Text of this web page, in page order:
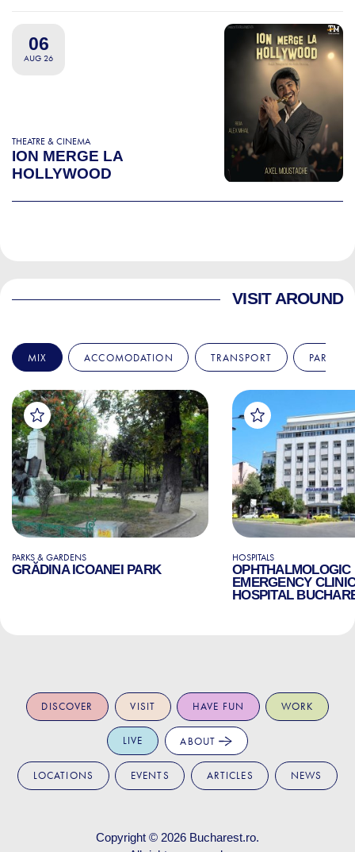
06
AUG 26
THEATRE & CINEMA
ION MERGE LA
HOLLYWOOD
VISIT AROUND
MIX ACCOMODATION TRANSPORT PARKS
PARKS & GARDENS
GRĂDINA ICOANEI PARK
HOSPITALS
OPHTHALMOLOGIC
EMERGENCY
HOSPITAL
DISCOVER VISIT HAVE FUN WORK
LIVE ABOUT
LOCATIONS EVENTS ARTICLES NEWS
Copyright © 2026 Bucharest.ro.